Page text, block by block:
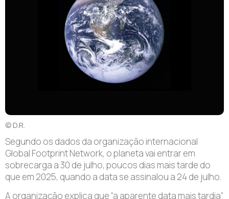
© D.R.
Segundo os dados da organização internacional
Global Footprint Network, o planeta vai entrar em
sobrecarga a 30 de julho, poucos dias mais tarde do
que em 2025, quando a data se assinalou a 24 de julho.
A organização explica que “a aparente data mais tardia”